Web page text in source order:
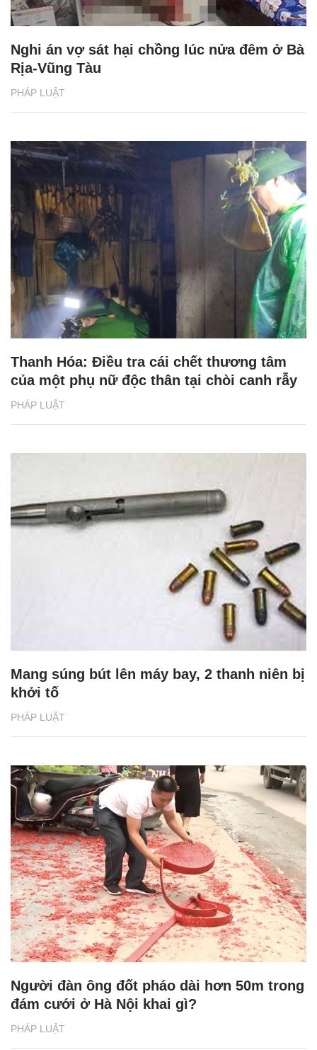
PHÁP LUẬT
Nghi án vợ sát hại chồng lúc nửa đêm ở Bà
Rịa-Vũng Tàu
PHÁP LUẬT
Thanh Hóa: Điều tra cái chết thương tâm
của một phụ nữ độc thân tại chòi canh rẫy
PHÁP LUẬT
Mang súng bút lên máy bay, 2 thanh niên bị
khởi tố
PHÁP LUẬT
Người đàn ông đốt pháo dài hơn 50m trong
đám cưới ở Hà Nội khai gì?